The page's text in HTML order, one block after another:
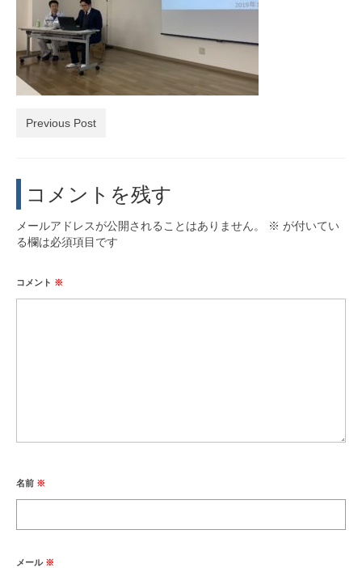
会員一覧
活動実績
お問い合わせ・入会
Previous Post
コメントを残す
メールアドレスが公開されることはありません。 ※ が付いてい
る欄は必須項目です
コメント ※
名前 ※
メール ※